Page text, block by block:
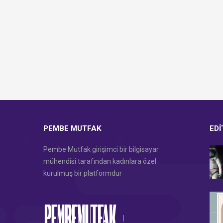
PEMBE MUTFAK
Pembe Mutfak girişimci bir bilgisayar
mühendisi tarafından kadınlara özel
kurulmuş bir platformdur
|